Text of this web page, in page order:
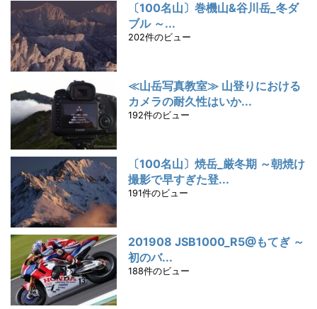
〔100名山〕巻機山&谷川岳_冬ダ
ブル ～...
202件のビュー
≪山岳写真教室≫ 山登りにおける
カメラの耐久性はいか...
192件のビュー
〔100名山〕焼岳_厳冬期 ～朝焼け
撮影で早すぎた登...
191件のビュー
201908 JSB1000_R5@もてぎ ～
初のバ...
188件のビュー